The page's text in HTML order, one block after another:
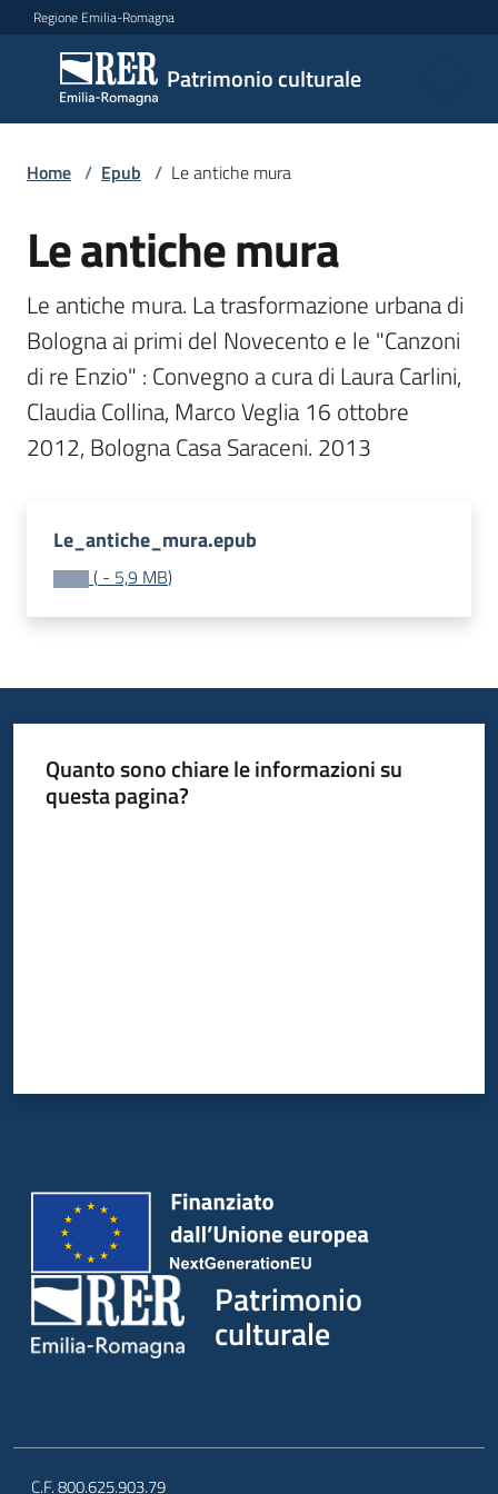
Vai al contenuto
Vai alla navigazione
Vai al footer
Regione Emilia-Romagna
Patrimonio culturale
Patrimonio
culturale
Servizi
Leggi
Atti
Piani
Programmi
Giuseppe
Guglielmi
Home / Epub / Le antiche mura
Le antiche mura
Le antiche mura. La trasformazione urbana di
Bologna ai primi del Novecento e le "Canzoni
di re Enzio" : Convegno a cura di Laura Carlini,
Claudia Collina, Marco Veglia 16 ottobre
2012, Bologna Casa Saraceni. 2013
Le_antiche_mura.epub
( - 5,9 MB)
Quanto sono chiare le informazioni su
questa pagina?
Patrimonio
culturale
C.F. 800.625.903.79